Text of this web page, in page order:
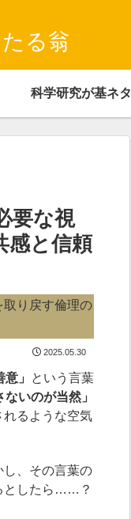
科学研究が基ネタ
要な視
感と信頼
2025.05.30
」
という言葉
いのが当然」
れるような空気
し、その言葉の
としたら……？